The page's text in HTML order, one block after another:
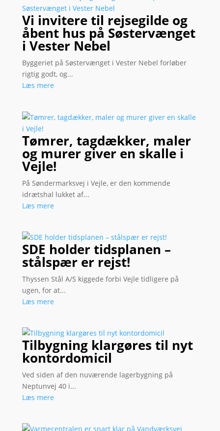
Vi invitere til rejsegilde og
åbent hus på Søstervænget
i Vester Nebel
Byggeriet på Søstervænget i Vester Nebel forløber
rigtig godt, og...
Læs mere
Tømrer, tagdækker, maler
og murer giver en skalle i
Vejle!
På Søndermarksvej i Vejle, er den kommende
idrætshal lukket af...
Læs mere
SDE holder tidsplanen –
stålspær er rejst!
Thyssen Stål A/S kiggede forbi Vejle tidligere på
ugen, for at...
Læs mere
Tilbygning klargøres til nyt
kontordomicil
Ved siden af den nuværende lagerbygning på
Neptunvej 40 i...
Læs mere